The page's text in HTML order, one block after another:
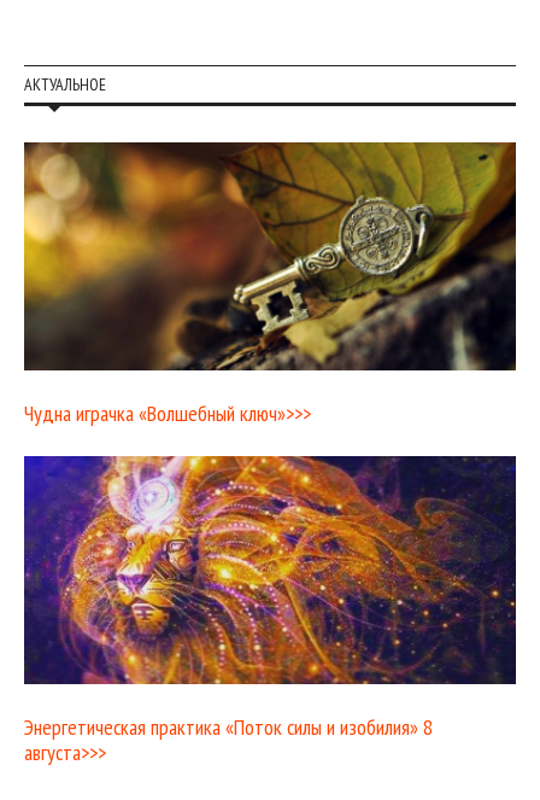
АКТУАЛЬНОЕ
Чудна играчка «Волшебный ключ»>>>
Энергетическая практика «Поток силы и изобилия» 8
августа>>>